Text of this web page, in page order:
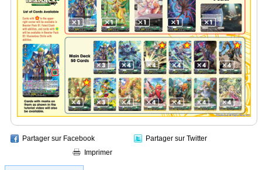
Partager sur Facebook
Partager sur Twitter
Imprimer